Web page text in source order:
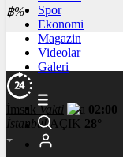
฿%
Spor
Ekonomi
Magazin
Videolar
Galeri
İmsakVakti
02:00
İstanbul AÇIK 28°